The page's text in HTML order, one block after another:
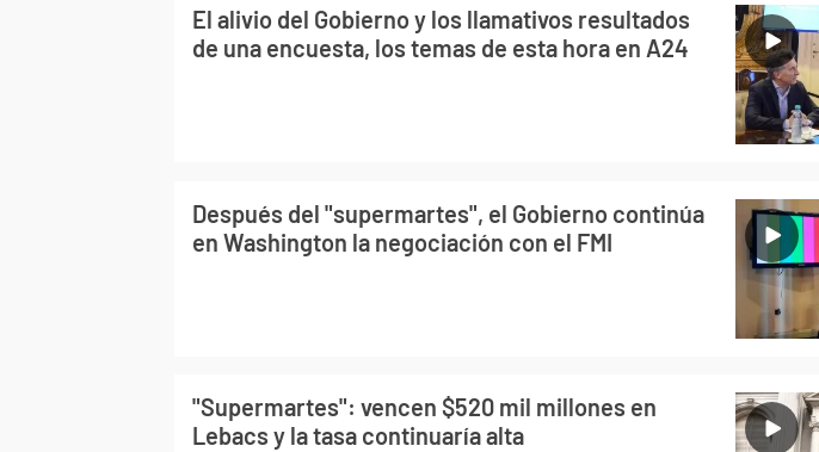
El alivio del Gobierno y los llamativos resultados
de una encuesta, los temas de esta hora en A24
Después del "supermartes", el Gobierno continúa
en Washington la negociación con el FMI
"Supermartes": vencen $520 mil millones en
Lebacs y la tasa continuaría alta